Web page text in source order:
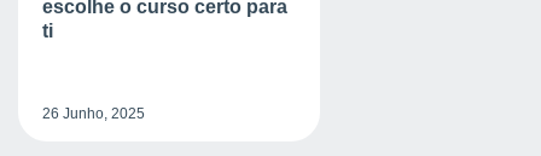
26 Junho, 2025
escolhe o curso certo para
ti